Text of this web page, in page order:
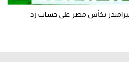
بيراميدز بكأس مصر على حساب زد